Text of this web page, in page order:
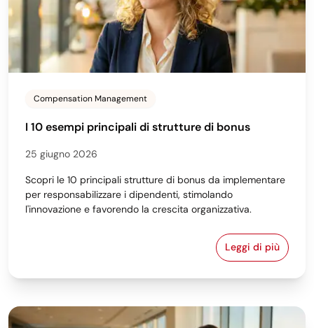
Compensation Management
I 10 esempi principali di strutture di bonus
25 giugno 2026
Scopri le 10 principali strutture di bonus da implementare
per responsabilizzare i dipendenti, stimolando
l'innovazione e favorendo la crescita organizzativa.
Leggi di piùI 10 esempi